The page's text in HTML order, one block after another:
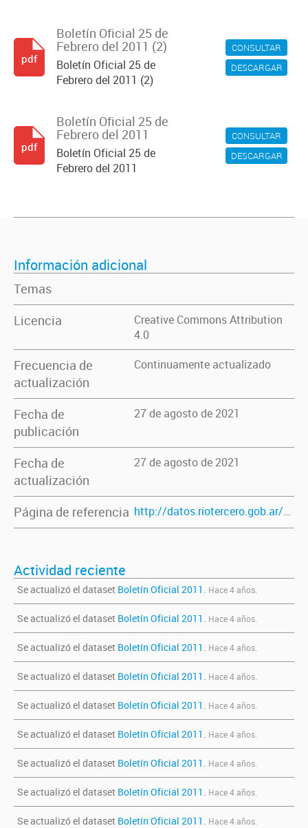
CONSULTAR
DESCARGAR
Boletín Oficial 25 de
Febrero del 2011 (2)
Boletín Oficial 25 de
Febrero del 2011 (2)
pdf
CONSULTAR
DESCARGAR
Boletín Oficial 25 de
Febrero del 2011
Boletín Oficial 25 de
Febrero del 2011
pdf
Información adicional
Temas
Licencia
Creative Commons Attribution
4.0
Frecuencia de
actualización
Continuamente actualizado
Fecha de
publicación
27 de agosto de 2021
Fecha de
actualización
27 de agosto de 2021
Página de referencia http://datos.riotercero.gob.ar/dataset/boletinoficial2011
Actividad reciente
Se actualizó el dataset Boletín Oficial 2011 . Hace 4 años.
Se actualizó el dataset Boletín Oficial 2011 . Hace 4 años.
Se actualizó el dataset Boletín Oficial 2011 . Hace 4 años.
Se actualizó el dataset Boletín Oficial 2011 . Hace 4 años.
Se actualizó el dataset Boletín Oficial 2011 . Hace 4 años.
Se actualizó el dataset Boletín Oficial 2011 . Hace 4 años.
Se actualizó el dataset Boletín Oficial 2011 . Hace 4 años.
Se actualizó el dataset Boletín Oficial 2011 . Hace 4 años.
Se actualizó el dataset Boletín Oficial 2011 . Hace 4 años.